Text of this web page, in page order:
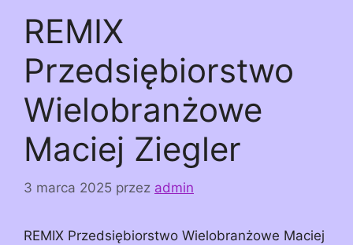
REMIX
Przedsiębiorstwo
Wielobranżowe
Maciej Ziegler
3 marca 2025 przez admin
REMIX Przedsiębiorstwo Wielobranżowe Maciej